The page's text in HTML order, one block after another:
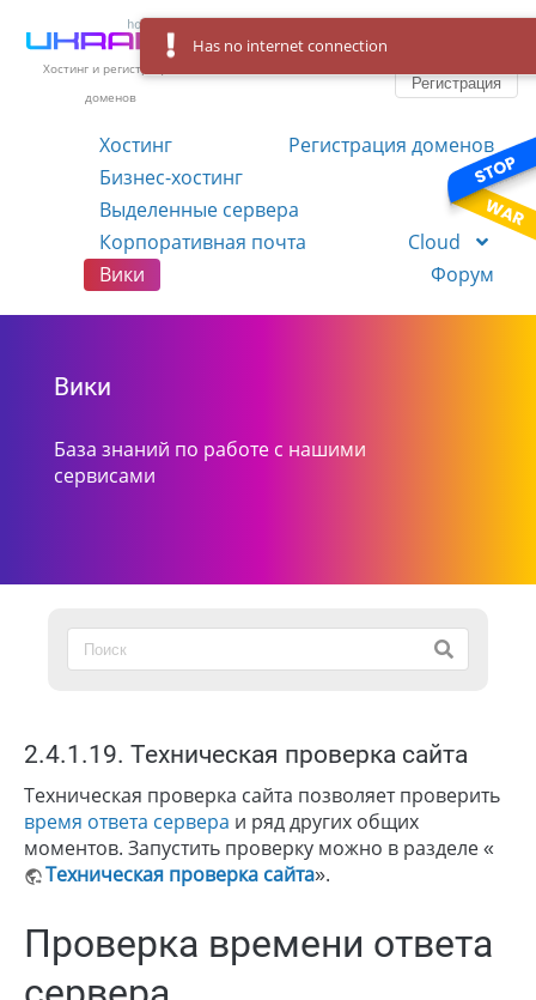
Хостинг и регистрация
доменов
Регистрация
Хостинг
Регистрация доменов
Бизнес-хостинг
VPS
Выделенные сервера
Корпоративная почта
Cloud
Вики
Форум
Вики
База знаний по работе с нашими
сервисами
2.4.1.19. Техническая проверка сайта
Техническая проверка сайта позволяет проверить
время ответа сервера и ряд других общих
моментов. Запустить проверку можно в разделе «
Техническая проверка сайта».
Проверка времени ответа
Has no internet connection